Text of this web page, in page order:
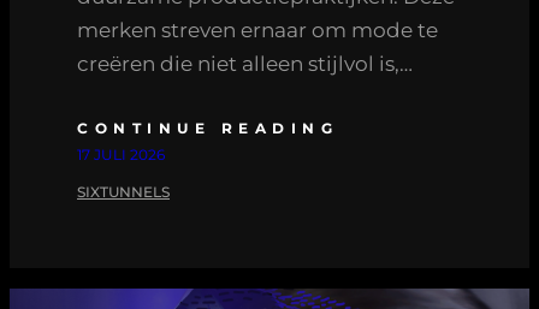
merken streven ernaar om mode te
creëren die niet alleen stijlvol is,…
CONTINUE READING
17 JULI 2026
SIXTUNNELS